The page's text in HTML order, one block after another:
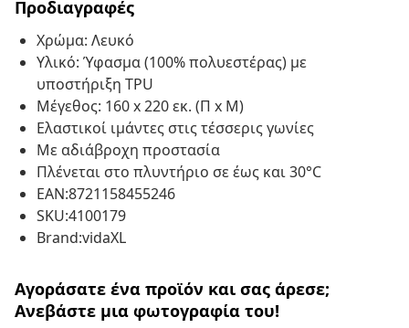
Προδιαγραφές
Χρώμα: Λευκό
Υλικό: Ύφασμα (100% πολυεστέρας) με
υποστήριξη TPU
Μέγεθος: 160 x 220 εκ. (Π x Μ)
Ελαστικοί ιμάντες στις τέσσερις γωνίες
Με αδιάβροχη προστασία
Πλένεται στο πλυντήριο σε έως και 30°C
EAN:8721158455246
SKU:4100179
Brand:vidaXL
Αγοράσατε ένα προϊόν και σας άρεσε;
Ανεβάστε μια φωτογραφία του!